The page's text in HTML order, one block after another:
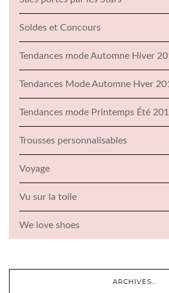
Soldes et Concours
Tendances mode Automne Hiver
Tendances Mode Automne Hver
Tendances mode Printemps Été
Trousses personnalisables
Voyage
Vu sur la toile
We love shoes
ARCHIVES…